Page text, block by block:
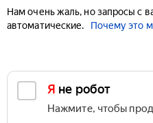
Нам очень жаль, но запросы с
автоматические.
Почему это
Я не робот
Нажмите, чтобы